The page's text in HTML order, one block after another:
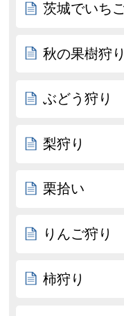
茨城でいち
秋の果樹狩
ぶどう狩り
梨狩り
栗拾い
りんご狩り
柿狩り